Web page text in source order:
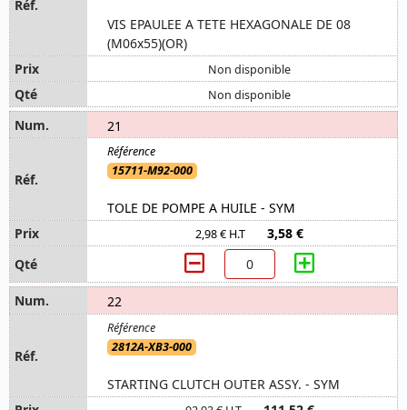
VIS EPAULEE A TETE HEXAGONALE DE 08
(M06x55)(OR)
Non disponible
Non disponible
21
15711-M92-000
TOLE DE POMPE A HUILE - SYM
2,98 € H.T 3,58 €
22
2812A-XB3-000
STARTING CLUTCH OUTER ASSY. - SYM